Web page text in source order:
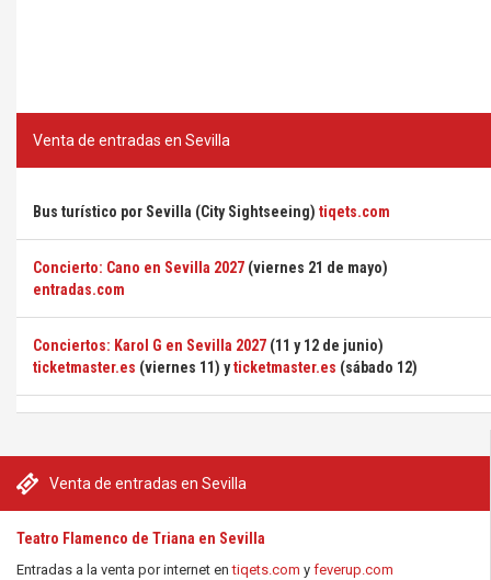
Venta de entradas en Sevilla
Teatro Flamenco de Triana en Sevilla
Entradas a la venta por internet entiqets.com y feverup.com
Venta de entradas en Sevilla
Bus turístico por Sevilla (City Sightseeing) tiqets.com
Concierto: Cano en Sevilla 2027 (viernes 21 de mayo)
entradas.com
Conciertos: Karol G en Sevilla 2027 (11 y 12 de junio)
ticketmaster.es (viernes 11) yticketmaster.es (sábado 12)